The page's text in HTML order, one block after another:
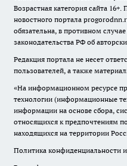
Возрастная категория сайта
новостного портала
обязательна, в противном
законодательства РФ об
Редакция портала не несет
пользователей, а также
«На информационном ресурсе
технологии (информационные
информации на основе сбора,
относящихся к предпочтениям
находящихся на территории
Политика конфиденциальности